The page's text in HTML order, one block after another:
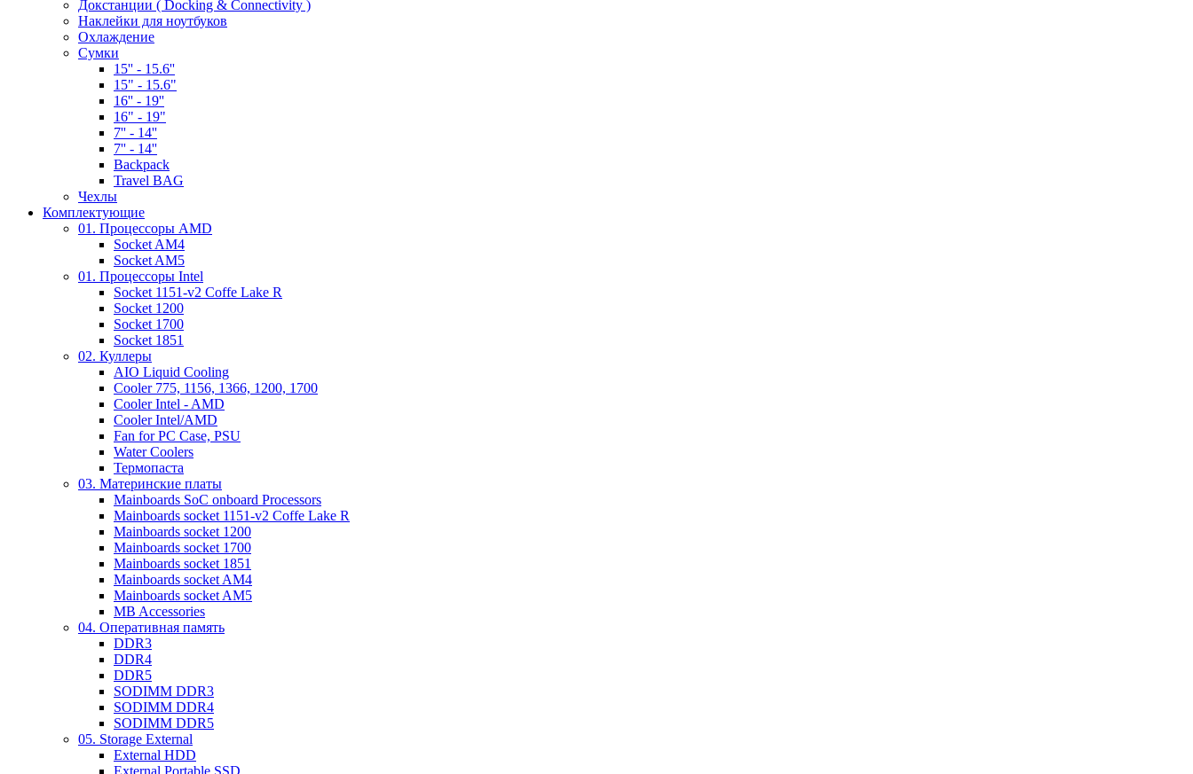
Докстанции ( Docking & Connectivity )
Наклейки для ноутбуков
Охлаждение
Сумки
15'' - 15.6''
15" - 15.6"
16'' - 19''
16" - 19"
7'' - 14''
7'' - 14''
Backpack
Travel BAG
Чехлы
Комплектующие
01. Процессоры AMD
Socket AM4
Socket AM5
01. Процессоры Intel
Socket 1151-v2 Coffe Lake R
Socket 1200
Socket 1700
Socket 1851
02. Куллеры
AIO Liquid Cooling
Cooler 775, 1156, 1366, 1200, 1700
Cooler Intel - AMD
Cooler Intel/AMD
Fan for PC Case, PSU
Water Coolers
Термопаста
03. Материнские платы
Mainboards SoC onboard Processors
Mainboards socket 1151-v2 Coffe Lake R
Mainboards socket 1200
Mainboards socket 1700
Mainboards socket 1851
Mainboards socket AM4
Mainboards socket AM5
MB Accessories
04. Оперативная память
DDR3
DDR4
DDR5
SODIMM DDR3
SODIMM DDR4
SODIMM DDR5
05. Storage External
External HDD
External Portable SSD